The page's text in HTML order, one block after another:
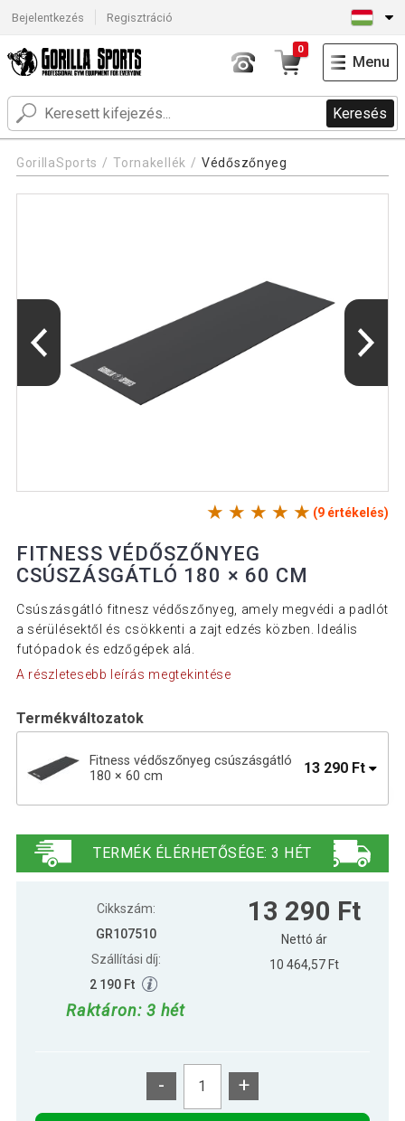
Bejelentkezés Regisztráció
Keresés
0
Menu
GorillaSports Tornakellék Védőszőnyeg
(9 értékelés)
FITNESS VÉDŐSZŐNYEG
CSÚSZÁSGÁTLÓ 180 × 60 CM
Csúszásgátló fitnesz védőszőnyeg, amely megvédi a padlót
a sérülésektől és csökkenti a zajt edzés közben. Ideális
futópadok és edzőgépek alá.
A részletesebb leírás megtekintése
Termékváltozatok
Fitness védőszőnyeg csúszásgátló
180 × 60 cm
13 290 Ft
120×60 cm
TERMÉK ÉLÉRHETŐSÉGE: 3 HÉT
Cikkszám:
GR107510
Szállítási díj:
2 190 Ft
Raktáron: 3 hét
13 290 Ft
Nettó ár
10 464,57 Ft
- +